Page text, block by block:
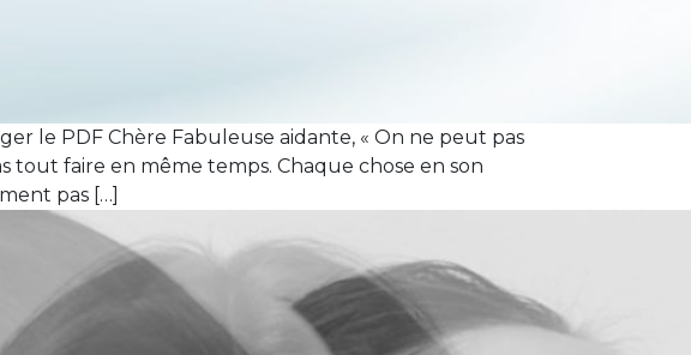
le PDF Chère Fabuleuse aidante, « On ne peut pas
tout faire en même temps. Chaque chose en son
pas […]